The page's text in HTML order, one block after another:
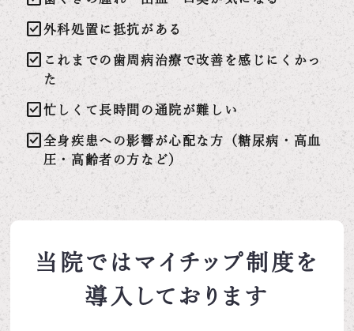
check_box外科処置に抵抗がある
check_box これまでの歯周病治療で改善を感じにくかっ
た
check_box忙しくて長時間の通院が難しい
check_box全身疾患への影響が心配な方（糖尿病・高血
圧・高齢者の方など）
当院ではマイチップ制度を
導入しております